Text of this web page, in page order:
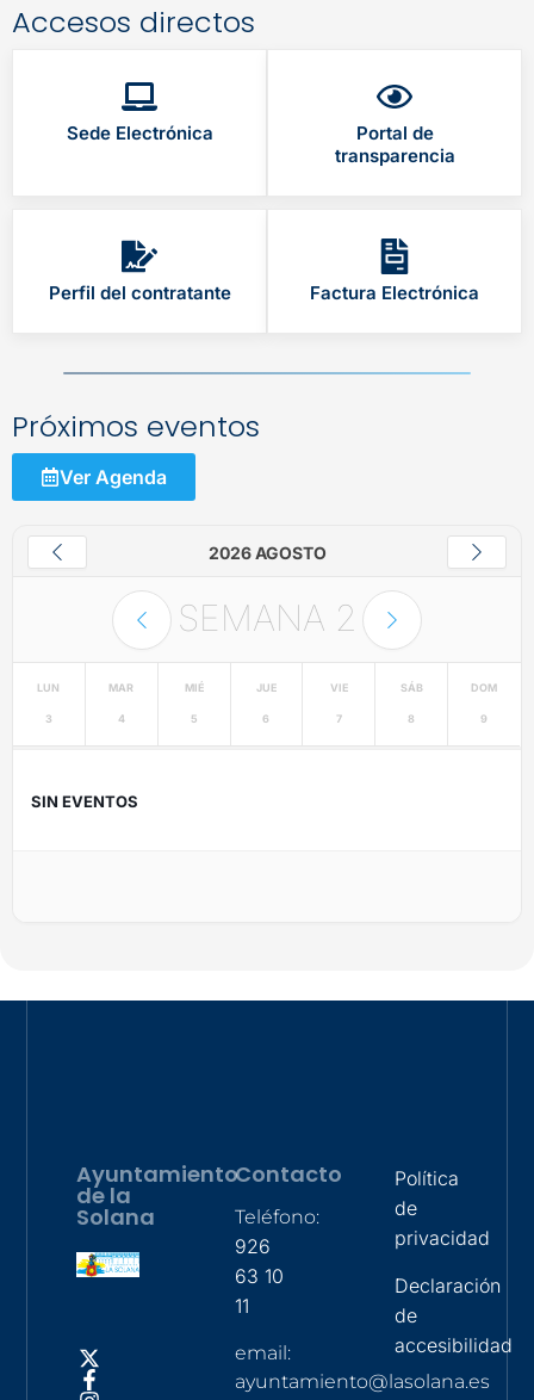
Accesos directos
Sede Electrónica
Portal de
transparencia
Perfil del contratante Factura Electrónica
Próximos eventos
Ver Agenda
2026 AGOSTO
SEMANA 2
LUN
3
MAR
4
MIÉ
5
JUE
6
VIE
7
SÁB
8
DOM
9
SIN EVENTOS
Ayuntamiento
de la
Solana
Contacto
Teléfono:
926
63 10
11
email:
ayuntamiento@lasolana.es
Política
de
privacidad
Declaración
de
accesibilidad